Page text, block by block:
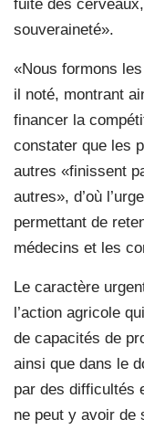
fuite des
souveraineté».
«Nous formons
il noté, montrant
financer la
constater que les
autres «finissent
autres», d’où
permettant de
médecins et les
Le caractère
l’action agricole
de capacités de
ainsi que dans le
par des difficultés
ne peut y avoir de